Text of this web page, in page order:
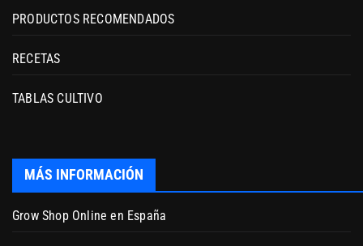
PRODUCTOS RECOMENDADOS
RECETAS
TABLAS CULTIVO
MÁS INFORMACIÓN
Grow Shop Online en España